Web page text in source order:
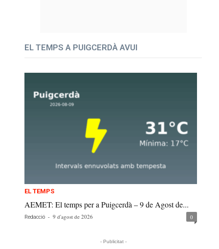
EL TEMPS A PUIGCERDÀ AVUI
EL TEMPS
AEMET: El temps per a Puigcerdà – 9 de Agost de...
Redacció - 9 d'agost de 2026 0
- Publicitat -